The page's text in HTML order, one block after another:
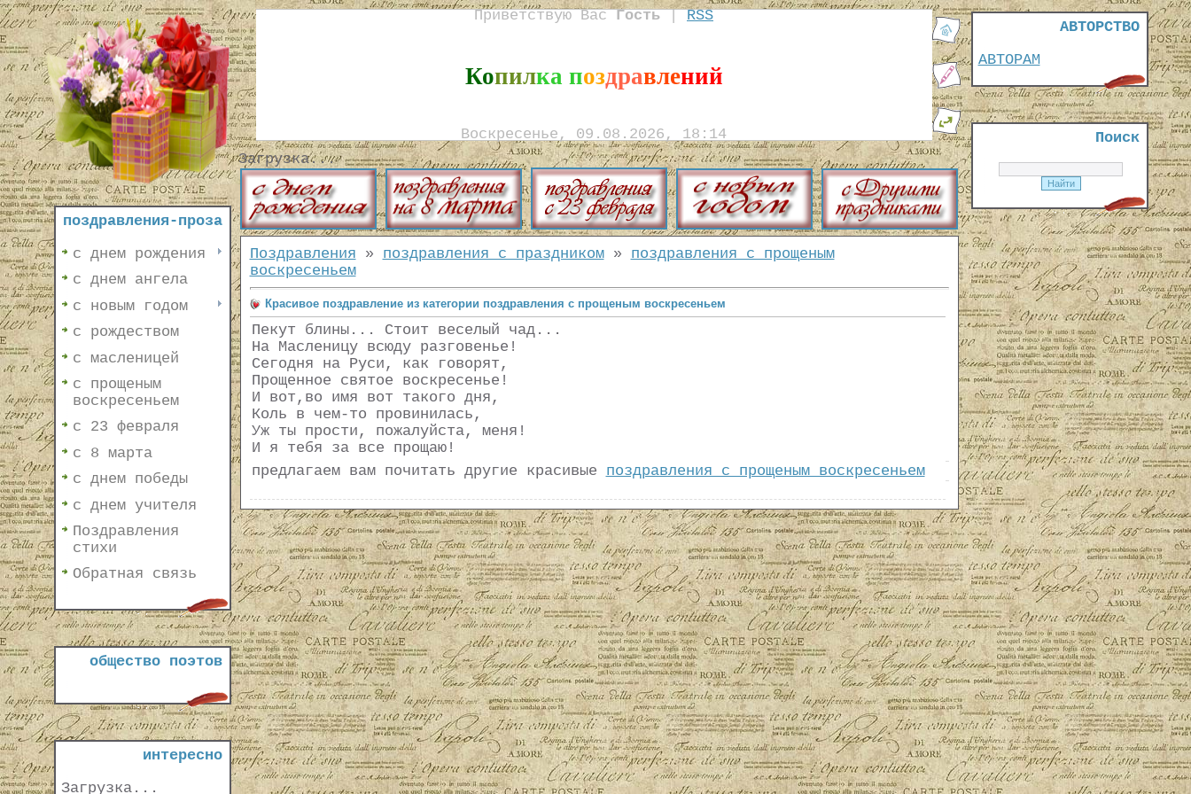
поздравления-проза
с днем рождения
с днем ангела
с новым годом
с рождеством
с масленицей
с прощеным
воскресеньем
с 23 февраля
с 8 марта
с днем победы
с днем учителя
Поздравления
стихи
Обратная связь
общество поэтов
интересно
Загрузка...
Приветствую Вас Гость|RSS
Копилка поздравлений
Воскресенье, 09.08.2026, 18:14
Загрузка...
Поздравления » поздравления с праздником» поздравления с прощеным
воскресеньем
Красивое поздравление из категории поздравления с прощеным воскресеньем
Пекут блины... Стоит веселый чад...
На Масленицу всюду разговенье!
Сегодня на Руси, как говорят,
Прощенное святое воскресенье!
И вот,во имя вот такого дня,
Коль в чем-то провинилась,
Уж ты прости, пожалуйста, меня!
И я тебя за все прощаю!
предлагаем вам почитать другие красивые поздравления с прощеным воскресеньем
АВТОРСТВО
АВТОРАМ
Поиск